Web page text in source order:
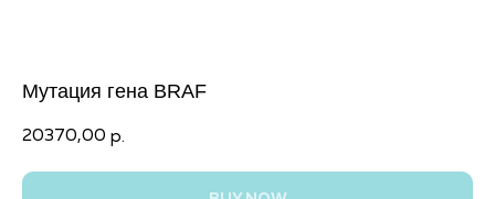
Мутация гена BRAF
20370,00 р.